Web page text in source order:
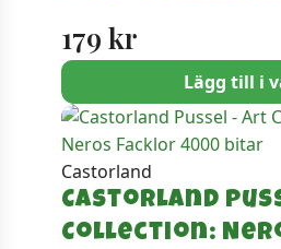
179 kr
Lägg till i
Castorland
Castorland
Collection: